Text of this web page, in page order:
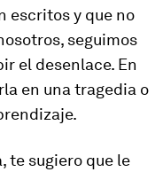
escritos y que no
seguimos
el desenlace. En
en una tragedia o
te sugiero que le